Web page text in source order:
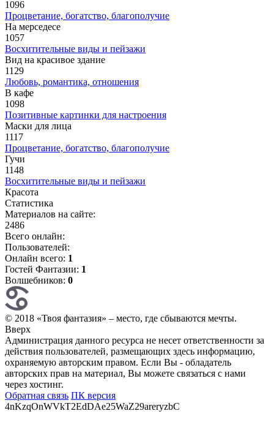
1096
Процветание, богатство, благополучие
На мерседесе
1057
Восхитительные виды и пейзажи
Вид на красивое здание
1129
Любовь, романтика, отношения
В кафе
1098
Позитивные картинки для настроения
Маски для лица
1117
Процветание, богатство, благополучие
Гучи
1148
Восхитительные виды и пейзажи
Красота
Статистика
Материалов на сайте:
2486
Всего онлайн:
Пользователей:
Онлайн всего: 1
Гостей Фантазии: 1
Волшебников: 0
© 2018 «Твоя фантазия» – место, где сбываются мечты.
Вверх
Администрация данного ресурса не несет ответственности за
действия пользователей, размещающих здесь информацию,
охраняемую авторским правом. Если Вы - обладатель
авторских прав на материал, Вы можете связаться с нами
через хостинг.
Обратная связь ПК версия
4nKzqOnWVkT2EdDAe25WaZ29areryzbC